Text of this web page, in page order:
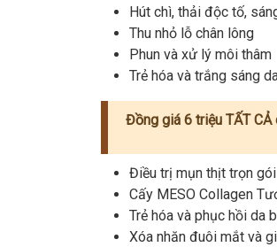
Hút chì, thải độc tố,
Thu nhỏ lỗ chân lông
Phun và xử lý môi thâm
Trẻ hóa và trắng sáng
Đồng giá 6 triệu TẤT
Điều trị mụn thịt trọn gói
Cấy MESO Collagen
Trẻ hóa và phục hồi da
Xóa nhăn đuôi mắt và